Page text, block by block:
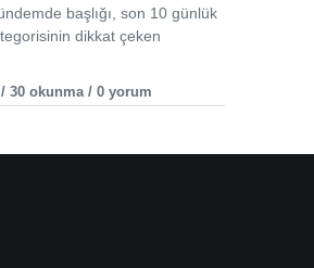
başlığı, son 10 günlük
dikkat çeken
30 okunma / 0 yorum